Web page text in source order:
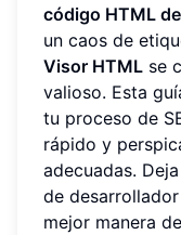
código HTML
un caos de
Visor HTML se
valioso. Esta
tu proceso de
rápido y
adecuadas.
de
mejor manera